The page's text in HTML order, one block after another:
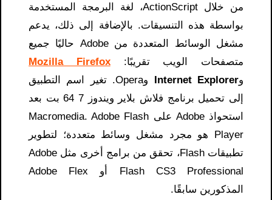
من خلال ActionScript، لغة البرمجة المستخدمة
بواسطة هذه التنسيقات. بالإضافة إلى ذلك، يدعم
مشغل الوسائط المتعددة من Adobe حاليًا جميع
متصفحات الويب تقريبًا:Mozilla Firefox
وInternet Explorer
وOpera. تغير اسم التطبيق
إلى تحميل برنامج فلاش بلاير ويندوز 7 64 بت بعد
استحواذ Adobe على Macromedia. Adobe Flash
Player هو مجرد مشغل وسائط متعددة؛ لتطوير
تطبيقات Flash، تحقق من برامج أخرى مثل Adobe
Flash CS3 Professional أو Adobe Flex
المذكورين سابقًا.